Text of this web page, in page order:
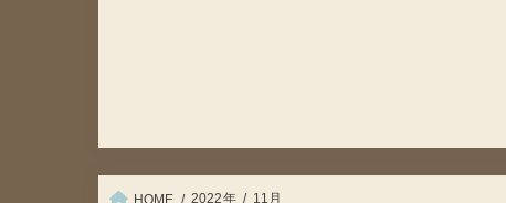
HOME 2022年 11月